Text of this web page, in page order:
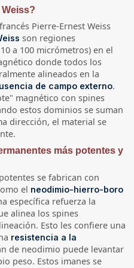
Pierre-Ernest Weiss
son regiones
a 100 micrómetros) en el
donde todos los
alineados en la
de campo externo.
magnético con spines
estos dominios se suman
dirección, el material se
más potentes y
se fabrican con
el neodimio-hierro-boro
específica refuerza la
alinea los spines
Esto les confiere una
resistencia a la
de neodimio puede levantar
peso. Estos imanes se